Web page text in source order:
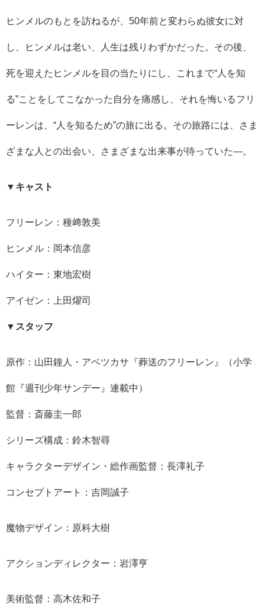
ヒンメルのもとを訪ねるが、50年前と変わらぬ彼女に対
し、ヒンメルは老い、人生は残りわずかだった。その後、
死を迎えたヒンメルを目の当たりにし、これまで“人を知
る”ことをしてこなかった自分を痛感し、それを悔いるフリ
ーレンは、“人を知るため”の旅に出る。その旅路には、さま
ざまな人との出会い、さまざまな出来事が待っていた―。
▼キャスト
フリーレン：種﨑敦美
ヒンメル：岡本信彦
ハイター：東地宏樹
アイゼン：上田燿司
▼スタッフ
原作：山田鐘人・アベツカサ『葬送のフリーレン』（小学
館『週刊少年サンデー』連載中）
監督：斎藤圭一郎
シリーズ構成：鈴木智尋
キャラクターデザイン・総作画監督：長澤礼子
コンセプトアート：吉岡誠子
魔物デザイン：原科大樹
アクションディレクター：岩澤亨
美術監督：高木佐和子